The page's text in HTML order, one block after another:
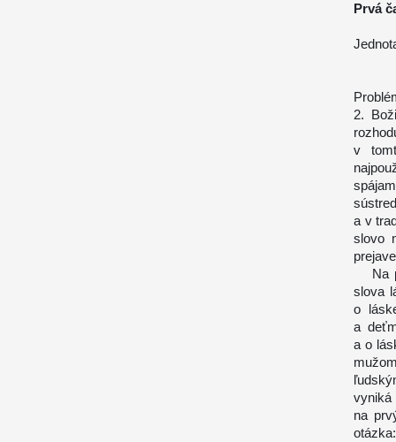
Prvá
2.
v
a v
slovo
Na
slova
o
a
a o
vyniká
na